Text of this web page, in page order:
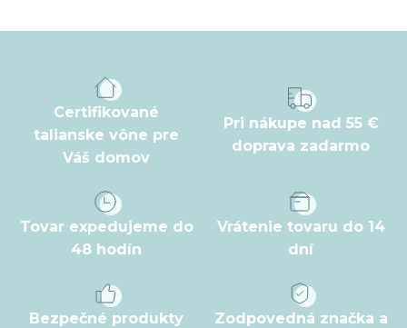
á
Certifikované
talianske vône pre
Váš domov
Pri nákupe nad 55 €
doprava zadarmo
Tovar expedujeme do
48 hodín
Vrátenie tovaru do 14
dní
Bezpečné produkty
Zodpovedná značka a